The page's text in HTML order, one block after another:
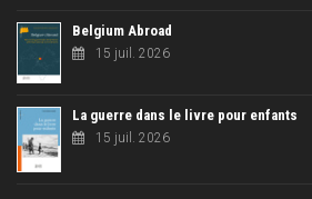
Belgium Abroad
15 juil. 2026
La guerre dans le livre pour enfants
15 juil. 2026